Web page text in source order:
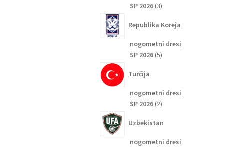
SP 2026 33
Republika Koreja
nogometni dresi
SP 2026 55
Turčija
nogometni dresi
SP 2026 22
Uzbekistan
nogometni dresi